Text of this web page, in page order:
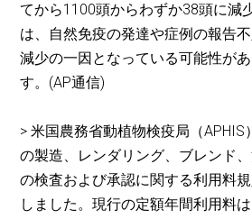
てから1100頭からわずか38頭に減
は、自然免疫の発達や症例の報告
減少の一因となっている可能性が
す。(AP通信)
> 米国農務省動植物検疫局（APHIS
の製造、レンダリング、ブレンド
の検査および承認に関する利用料
しました。現行の定額年間利用料